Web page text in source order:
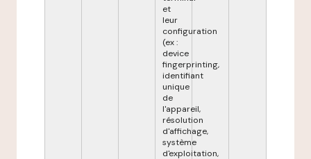
et
leur
configuration
(ex :
device
fingerprinting,
identifiant
unique
de
l'appareil,
résolution
d'affichage,
système
d'exploitation,